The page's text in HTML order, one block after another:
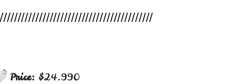
Price: $24.990